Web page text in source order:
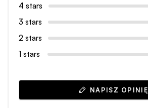
4 stars
3 stars
2 stars
1 stars
NAPISZ OPINIĘ